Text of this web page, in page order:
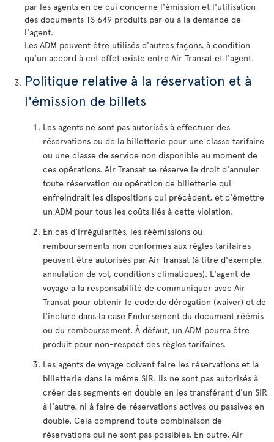
par les agents en ce qui concerne l'émission et l'utilisation
des documents TS 649 produits par ou à la demande de
l'agent.
Les ADM peuvent être utilisés d'autres façons, à condition
qu'un accord à cet effet existe entre Air Transat et l'agent.
Politique relative à la réservation et à
l'émission de billets
Les agents ne sont pas autorisés à effectuer des
réservations ou de la billetterie pour une classe tarifaire
ou une classe de service non disponible au moment de
ces opérations. Air Transat se réserve le droit d'annuler
toute réservation ou opération de billetterie qui
enfreindrait les dispositions qui précèdent, et d'émettre
un ADM pour tous les coûts liés à cette violation.
En cas d'irrégularités, les réémissions ou
remboursements non conformes aux règles tarifaires
peuvent être autorisés par Air Transat (à titre d'exemple,
annulation de vol, conditions climatiques). L'agent de
voyage a la responsabilité de communiquer avec Air
Transat pour obtenir le code de dérogation (waiver) et de
l'inclure dans la case Endorsement du document réémis
ou du remboursement. À défaut, un ADM pourra être
produit pour non-respect des règles tarifaires.
Les agents de voyage doivent faire les réservations et la
billetterie dans le même SIR. Ils ne sont pas autorisés à
créer des segments en double en les transférant d'un SIR
à l'autre, ni à faire de réservations actives ou passives en
double. Cela comprend toute combinaison de
réservations qui ne sont pas possibles. En outre, Air